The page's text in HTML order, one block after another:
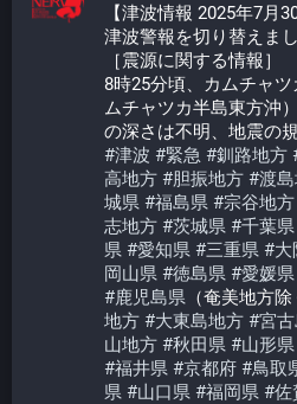
【津波情報 2025年7月30
津波警報を切り替えまし
［震源に関する情報］
8時25分頃、カムチャ
ムチャツカ半島東方沖
の深さは不明、地震の
#津波 #緊急 #釧路地方
高地方 #胆振地方 #渡
城県 #福島県 #宗谷地方
志地方 #茨城県 #千葉県
県 #愛知県 #三重県 #大
岡山県 #徳島県 #愛媛県
#鹿児島県 （奄美地方除
地方 #大東島地方 #宮
山地方 #秋田県 #山形県
#福井県 #京都府 #鳥取
県 #山口県 #福岡県 #佐